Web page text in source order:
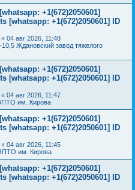
+1(672)2050601]
[whatsapp: +1(672)2050601] ID
« 04 авг 2026, 11:48
Ждановский завод тяжелого
+1(672)2050601]
[whatsapp: +1(672)2050601] ID
« 04 авг 2026, 11:47
им. Кирова
+1(672)2050601]
[whatsapp: +1(672)2050601] ID
« 04 авг 2026, 11:45
им. Кирова
+1(672)2050601]
[whatsapp: +1(672)2050601] ID